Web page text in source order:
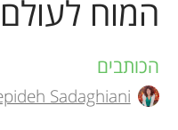
n
t
המוח
A
u
הכותבים
Sadaghiani